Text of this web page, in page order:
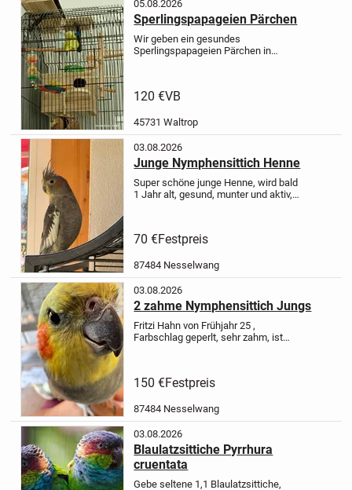
05.08.2026
Sperlingspapageien Pärchen
Wir geben ein gesundes
Sperlingspapageien Pärchen in
Paar. Preis: 120 € für das Paar.
120 €VB
45731 Waltrop
03.08.2026
Junge Nymphensittich Henne
Super schöne junge Henne, wird bald
1 Jahr alt, gesund, munter und aktiv,
kommt für...
70 €Festpreis
87484 Nesselwang
03.08.2026
2 zahme Nymphensittich Jungs
Fritzi Hahn von Frühjahr 25 ,
Farbschlag geperlt, sehr zahm, ist
5 Jahre alt, Farbe...
150 €Festpreis
87484 Nesselwang
03.08.2026
Blaulatzsittiche Pyrrhura
cruentata
Gebe seltene 1,1 Blaulatzsittiche,